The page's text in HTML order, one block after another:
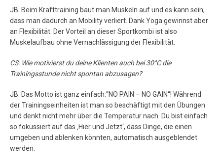
JB: Beim Krafttraining baut man Muskeln auf und es kann sein,
dass man dadurch an Mobility verliert. Dank Yoga gewinnst aber
an Flexibilität. Der Vorteil an dieser Sportkombi ist also
Muskelaufbau ohne Vernachlässigung der Flexibilität.
CS: Wie motivierst du deine Klienten auch bei 30°C die
Trainingsstunde nicht spontan abzusagen?
JB: Das Motto ist ganz einfach:“NO PAIN – NO GAIN“! Während
der Trainingseinheiten ist man so beschäftigt mit den Übungen
und denkt nicht mehr über die Temperatur nach. Du bist einfach
so fokussiert auf das ‚Hier und Jetzt‘, dass Dinge, die einen
umgeben und ablenken könnten, automatisch ausgeblendet
werden.